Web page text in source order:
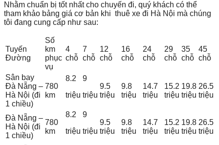
Nhằm chuẩn bị tốt nhất cho chuyến đi, quý khách có thể
tham khảo bảng giá cơ bản khi thuê xe đi Hà Nội mà chúng
tôi đang cung cấp như sau:
Tuyến
Đường
Số
km
phục
vụ
4
chỗ
7
chỗ
12
chỗ
16
chỗ
24
chỗ
29
chỗ
35
chỗ
45
chỗ
Sân bay
Đà Nẵng –
Hà Nội (đi
1 chiều)
780
km
8.2
triệu
9
triệu
9.5
triệu
9.8
triệu
14.7
triệu
15.2
triệu
19.8
triệu
26.5
triệu
Đà Nẵng –
Hà Nội (đi
1 chiều)
780
km
8.2
triệu
9
triệu
9.5
triệu
9.8
triệu
14.7
triệu
15.2
triệu
19.8
triệu
26.5
triệu